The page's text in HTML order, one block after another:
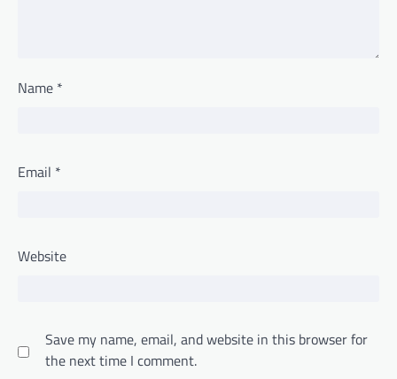
Name *
Email *
Website
Save my name, email, and website in this browser for
the next time I comment.